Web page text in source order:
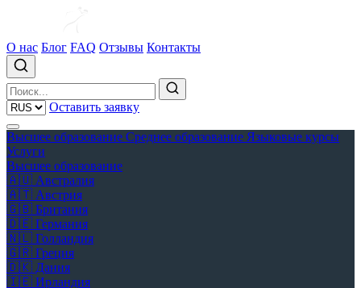
О нас Блог FAQ Отзывы Контакты
Оставить заявку
Высшее образование Среднее образование Языковые курсы
Услуги
Высшее образование
🇦🇺 Австралия
🇦🇹 Австрия
🇬🇧 Британия
🇩🇪 Германия
🇳🇱 Голландия
🇬🇷 Греция
🇩🇰 Дания
🇮🇪 Ирландия